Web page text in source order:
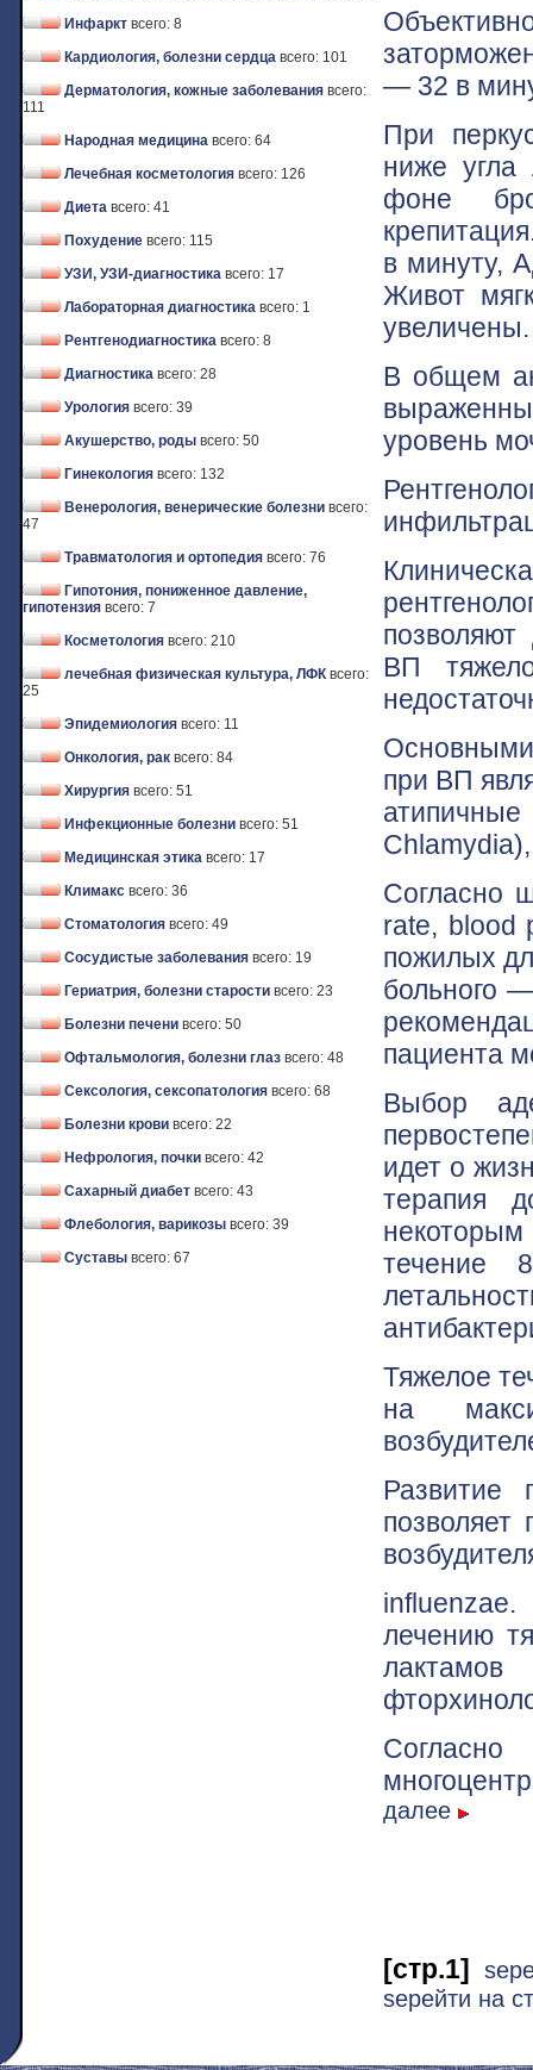
Инфаркт всего: 8
Кардиология, болезни сердца всего: 101
Дерматология, кожные заболевания всего:
111
Народная медицина всего: 64
Лечебная косметология всего: 126
Диета всего: 41
Похудение всего: 115
УЗИ, УЗИ-диагностика всего: 17
Лабораторная диагностика всего: 1
Рентгенодиагностика всего: 8
Диагностика всего: 28
Урология всего: 39
Акушерство, роды всего: 50
Гинекология всего: 132
Венерология, венерические болезни всего:
47
Травматология и ортопедия всего: 76
Гипотония, пониженное давление,
гипотензия всего: 7
Косметология всего: 210
лечебная физическая культура, ЛФК всего:
25
Эпидемиология всего: 11
Онкология, рак всего: 84
Хирургия всего: 51
Инфекционные болезни всего: 51
Медицинская этика всего: 17
Климакс всего: 36
Стоматология всего: 49
Сосудистые заболевания всего: 19
Гериатрия, болезни старости всего: 23
Болезни печени всего: 50
Офтальмология, болезни глаз всего: 48
Сексология, сексопатология всего: 68
Болезни крови всего: 22
Нефрология, почки всего: 42
Сахарный диабет всего: 43
Флебология, варикозы всего: 39
Суставы всего: 67
— 32 в
При
ниже угла
фоне
в минуту,
Живот
увеличены.
В общем
уровень
позволяют
ВП
при ВП
Согласно
rate, blood
пожилых
больного
пациента
Выбор
идет о
терапия
течение
Тяжелое
на
Развитие
позволяет
лечению
далее
[стр.1]
ѕерейти на